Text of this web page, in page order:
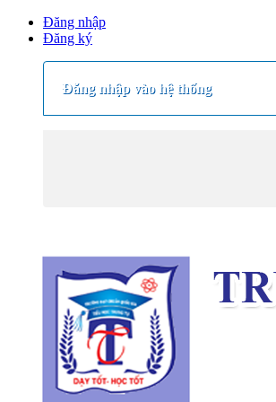
Đăng nhập
Đăng ký
Đăng nhập vào hệ thống